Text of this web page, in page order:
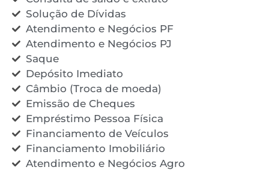
Solução de Dívidas
Atendimento e Negócios PF
Atendimento e Negócios PJ
Saque
Depósito Imediato
Câmbio (Troca de moeda)
Emissão de Cheques
Empréstimo Pessoa Física
Financiamento de Veículos
Financiamento Imobiliário
Atendimento e Negócios Agro